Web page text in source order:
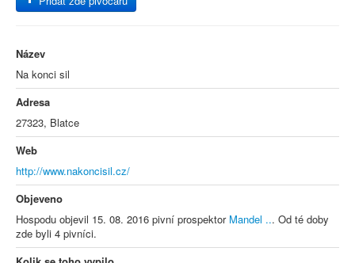
Název
Na konci sil
Adresa
27323, Blatce
Web
http://www.nakoncisil.cz/
Objeveno
Hospodu objevil 15. 08. 2016 pivní prospektor Mandel ... Od té doby
zde byli 4 pivníci.